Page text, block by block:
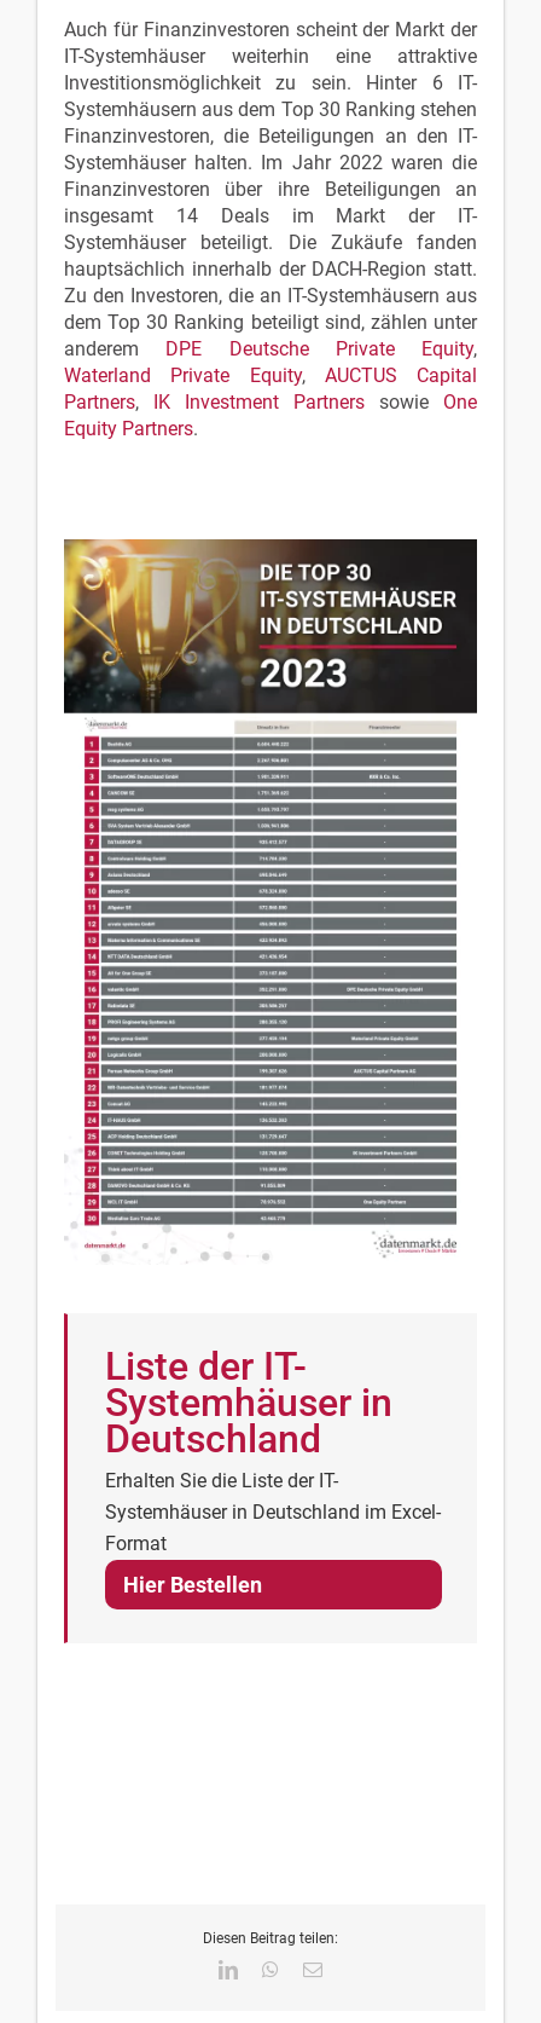
Auch für Finanzinvestoren scheint der Markt der
IT-Systemhäuser weiterhin eine attraktive
Investitionsmöglichkeit zu sein. Hinter 6 IT-
Systemhäusern aus dem Top 30 Ranking stehen
Finanzinvestoren, die Beteiligungen an den IT-
Systemhäuser halten. Im Jahr 2022 waren die
Finanzinvestoren über ihre Beteiligungen an
insgesamt 14 Deals im Markt der IT-
Systemhäuser beteiligt. Die Zukäufe fanden
hauptsächlich innerhalb der DACH-Region statt.
Zu den Investoren, die an IT-Systemhäusern aus
dem Top 30 Ranking beteiligt sind, zählen unter
anderem DPE Deutsche Private Equity,
Waterland Private Equity, AUCTUS Capital
Partners, IK Investment Partners sowie One
Equity Partners.
Liste der IT-
Systemhäuser in
Deutschland
Erhalten Sie die Liste der IT-
Systemhäuser in Deutschland im Excel-
Format
Hier Bestellen
Diesen Beitrag teilen:
LinkedInWhatsApp
E-